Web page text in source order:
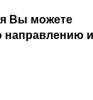
Вы можете
направлению и